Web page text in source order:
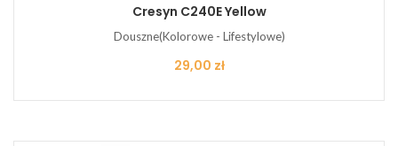
Cresyn C240E Yellow
Douszne(Kolorowe - Lifestylowe)
Cena
29,00 zł